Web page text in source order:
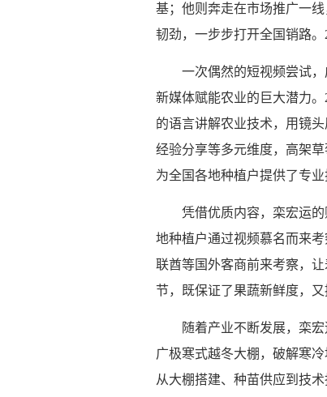
基；他则奔走在市场推广一
韧劲，一步步打开全国销路
一次偶然的短视频尝试
新媒体赋能农业的巨大潜力
的语言讲解农业技术，用镜
经验分享等多元维度，高架
为全国各地种植户提供了专业
凭借优质内容，栾宏运
地种植户通过视频慕名而来
联酋等国外客商前来考察，
节，既保证了果蔬新鲜度，
随着产业不断发展，栾
广极寒式越冬大棚，破解寒
从大棚搭建、种苗供应到技